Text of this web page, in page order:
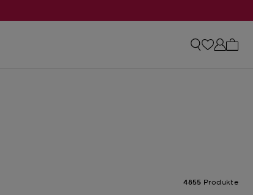
4855 Produkte